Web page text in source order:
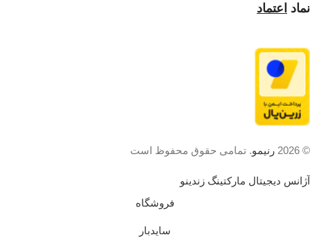
نماد اعتماد
© 2026 رنیمو. تمامی حقوق محفوظ است
آژانس دیجیتال مارکتینگ زندینو
فروشگاه
سایدبار